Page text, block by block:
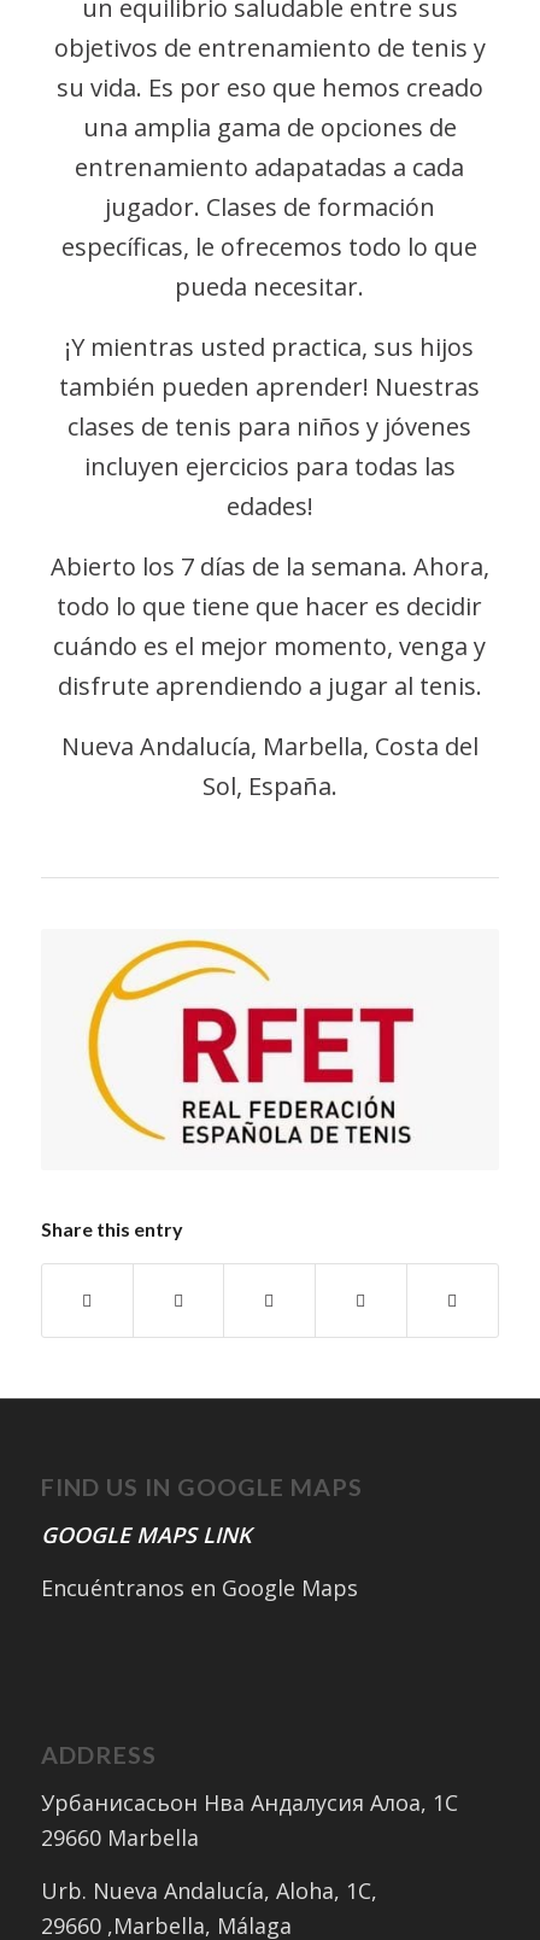
un equilibrio saludable entre sus
objetivos de entrenamiento de tenis y
su vida. Es por eso que hemos creado
una amplia gama de opciones de
entrenamiento adapatadas a cada
jugador. Clases de formación
específicas, le ofrecemos todo lo que
pueda necesitar.
¡Y mientras usted practica, sus hijos
también pueden aprender! Nuestras
clases de tenis para niños y jóvenes
incluyen ejercicios para todas las
edades!
Abierto los 7 días de la semana. Ahora,
todo lo que tiene que hacer es decidir
cuándo es el mejor momento, venga y
disfrute aprendiendo a jugar al tenis.
Nueva Andalucía, Marbella, Costa del
Sol, España.
Share this entry
FIND US IN GOOGLE MAPS
GOOGLE MAPS LINK
Encuéntranos en Google Maps
ADDRESS
Урбанисасьон Нва Андалусия Алоа, 1C
29660 Marbella
Urb. Nueva Andalucía, Aloha, 1C,
​29660 ,Marbella, Málaga